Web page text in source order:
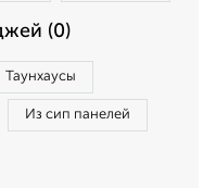
(0)
Таунхаусы
Из сип панелей